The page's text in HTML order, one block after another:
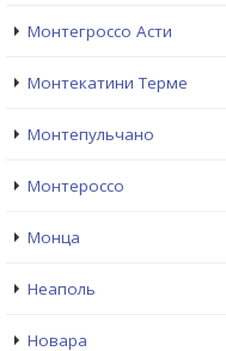
Монтегроссо Асти
Монтекатини Терме
Монтепульчано
Монтероссо
Монца
Неаполь
Новара